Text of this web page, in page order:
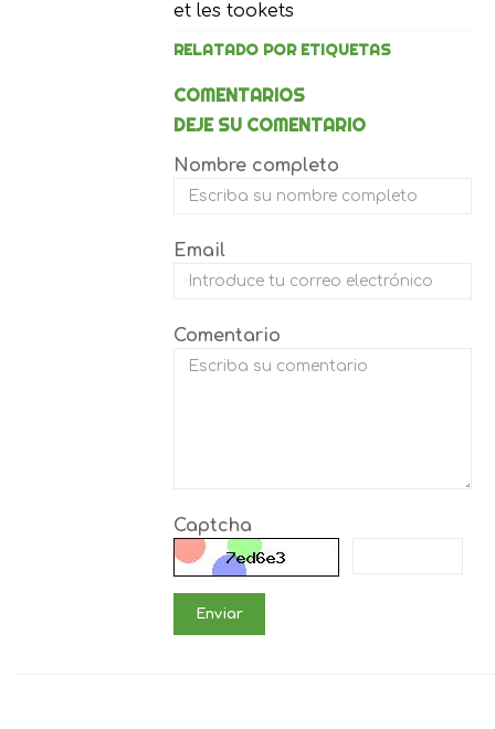
et les tookets
RELATADO POR ETIQUETAS
COMENTARIOS
DEJE SU COMENTARIO
Nombre completo
Email
Comentario
Captcha
Enviar